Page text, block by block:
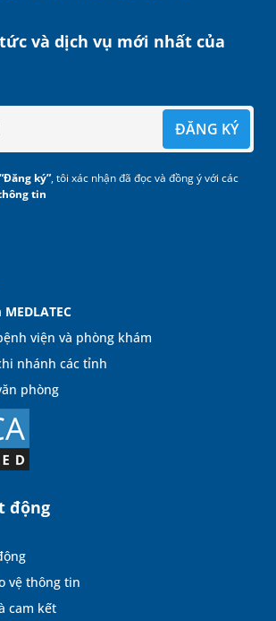
MEDLATEC
viện và phòng khám
nhánh các tỉnh
phòng
động
vệ thông tin
cam kết
và dịch vụ mới nhất của
ĐĂNG KÝ
“Đăng ký”, tôi xác nhận đã đọc và đồng ý với các
tin